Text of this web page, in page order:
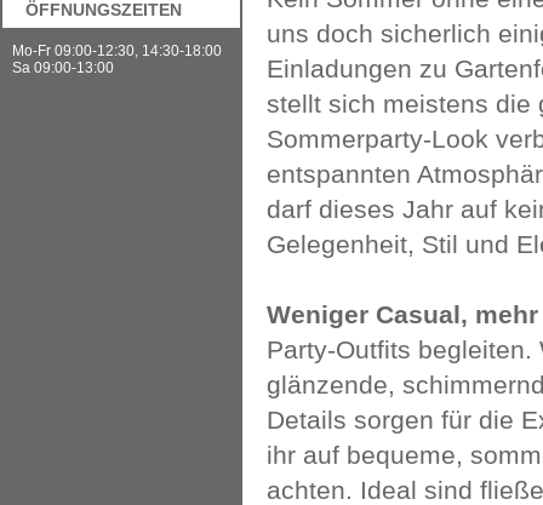
ÖFFNUNGSZEITEN
Mo-Fr 09:00-12:30, 14:30-18:00
Sa 09:00-13:00
uns doch sicherlich
Einladungen zu
stellt sich meistens die
Sommerparty-Look
entspannten
darf dieses Jahr auf
Gelegenheit, Stil und
Weniger Casual,
Party-Outfits
glänzende,
Details sorgen für die
ihr auf bequeme,
achten. Ideal sind